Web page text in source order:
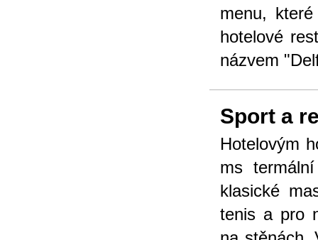
menu,
hotelové
názvem
Sport a
Hotelovým
ms
klasické
tenis a pro